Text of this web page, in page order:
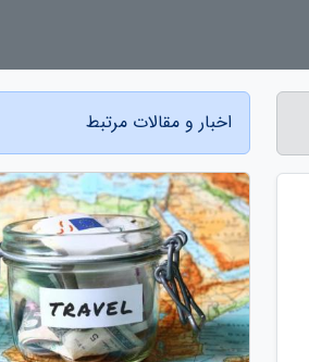
اخبار و مقالات مرتبط